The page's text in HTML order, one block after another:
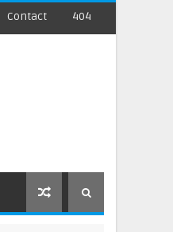
Contact 404